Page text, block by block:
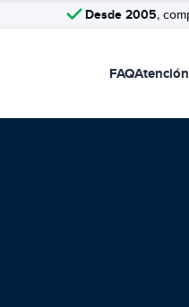
Desde 2005,
FAQ